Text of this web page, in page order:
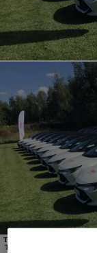
Towarzystwo ubezpieczeniowe
Toyoty i Lexusa,